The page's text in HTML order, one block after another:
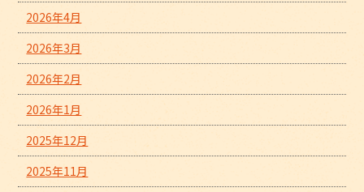
2026年4月
2026年3月
2026年2月
2026年1月
2025年12月
2025年11月